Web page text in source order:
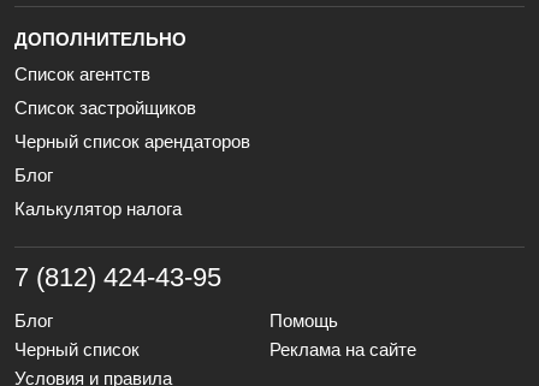
ДОПОЛНИТЕЛЬНО
Список агентств
Список застройщиков
Черный список арендаторов
Блог
Калькулятор налога
7 (812) 424-43-95
Блог
Помощь
Черный список
Реклама на сайте
Условия и правила